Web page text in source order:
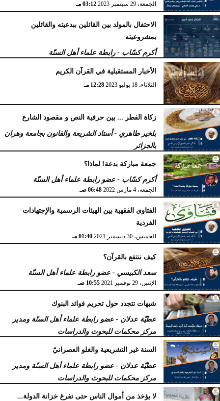
الجمعة، 29 سبتمبر 2023 03:12 مـ
الاحتفال بالمولد بين القائلين ببدعيته والقائلين
بمشروعيته
أكرم كسّاب - رابطة علماء أهل السنّة
الأربعاء، 27 سبتمبر 2023
الأخبار المستقبلية في القرآن الكريم
الثلاثاء، 18 يوليو 2023 12:28 مـ
زكاة الفطر ... بين حرفية النص و مقصود الشارع
بلخير طاهري - أستاد الشريعة والقانون بجامعة وهران
بالجزائر
السبت، 16 أبريل 2022 12:55 مـ
جمعة مباركة بدعة! لماذا؟
أكرم كسّاب - عضو رابطة علماء أهل السنّة
الجمعة، 4 مارس 2022 06:48 صـ
الفتاوى الفقهية بين الهيئات الرسمية والإجتهادات
الفردية
الخميس، 30 ديسمبر 2021 01:40 مـ
كيف ننتفع بالقرآن؟
سعد الكبيسي - عضو رابطة علماء أهل السنّة
الإثنين، 29 نوفمبر 2021 10:55 صـ
شبهات تتجدد حول تحريم فوائد البنوك
عطيّة عدلان - عضو رابطة علماء أهل السنّة ومدير
مركز محكمات للبحوث والدراسات
الجمعة، 15 أكتوبر 2021
السنة غير التشريعية والغلو العصرانيّ
عطيّة عدلان - عضو رابطة علماء أهل السنّة ومدير
مركز محكمات للبحوث والدراسات
الأربعاء، 1 سبتمبر 2021
لا يؤخذ من أموال الناس حتى تفرغ خزانة الدولة...